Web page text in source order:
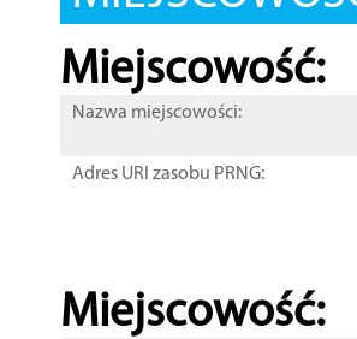
Miejscowość:
Nazwa miejscowości:
Adres URI zasobu PRNG:
Miejscowość: